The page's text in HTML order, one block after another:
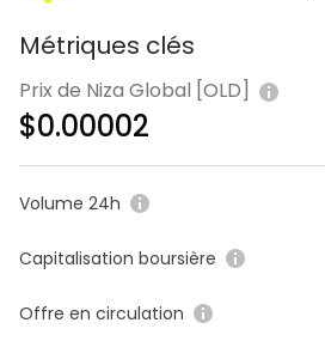
Métriques clés
Prix de Niza Global [OLD]
$0.00002
Volume 24h
Capitalisation boursière
Offre en circulation